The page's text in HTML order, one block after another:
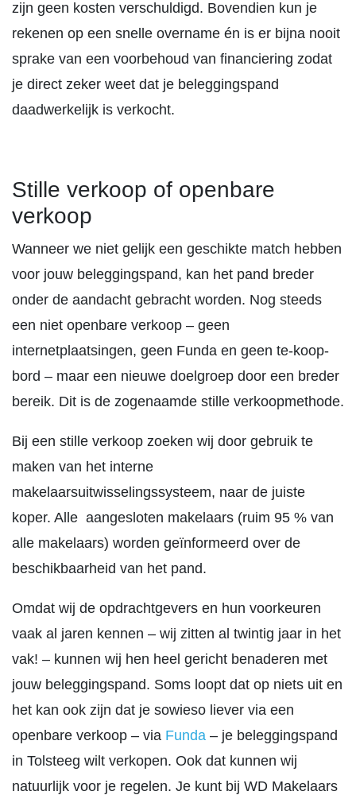
zijn geen kosten verschuldigd. Bovendien kun je
rekenen op een snelle overname én is er bijna nooit
sprake van een voorbehoud van financiering zodat
je direct zeker weet dat je beleggingspand
daadwerkelijk is verkocht.
Stille verkoop of openbare
verkoop
Wanneer we niet gelijk een geschikte match hebben
voor jouw beleggingspand, kan het pand breder
onder de aandacht gebracht worden. Nog steeds
een niet openbare verkoop – geen
internetplaatsingen, geen Funda en geen te-koop-
bord – maar een nieuwe doelgroep door een breder
bereik. Dit is de zogenaamde stille verkoopmethode.
Bij een stille verkoop zoeken wij door gebruik te
maken van het interne
makelaarsuitwisselingssysteem, naar de juiste
koper. Alle aangesloten makelaars (ruim 95 % van
alle makelaars) worden geïnformeerd over de
beschikbaarheid van het pand.
Omdat wij de opdrachtgevers en hun voorkeuren
vaak al jaren kennen – wij zitten al twintig jaar in het
vak! – kunnen wij hen heel gericht benaderen met
jouw beleggingspand. Soms loopt dat op niets uit en
het kan ook zijn dat je sowieso liever via een
openbare verkoop – via Funda – je beleggingspand
in Tolsteeg wilt verkopen. Ook dat kunnen wij
natuurlijk voor je regelen. Je kunt bij WD Makelaars